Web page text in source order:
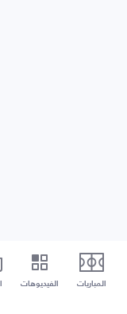
المباريات الفيديوهات